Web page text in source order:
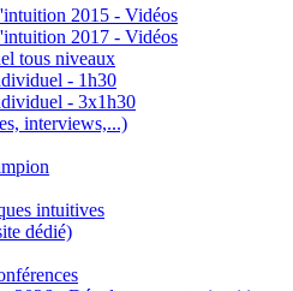
2015 - Vidéos
2017 - Vidéos
tous niveaux
- 1h30
- 3x1h30
interviews,...)
intuitives
dédié)